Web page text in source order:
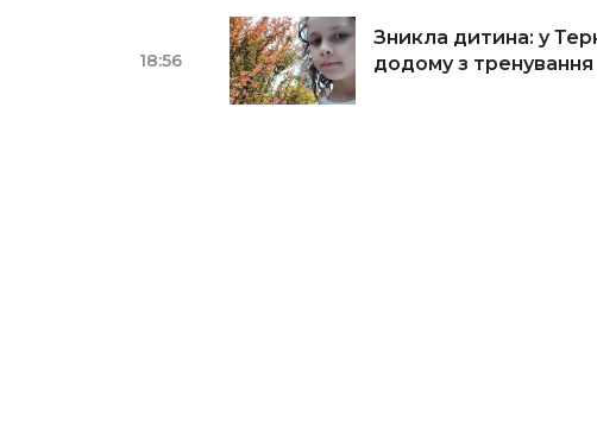
18:56
Зникла дитина: у
додому з тренування